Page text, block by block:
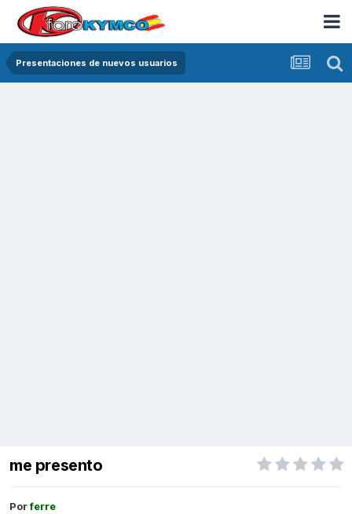
Presentaciones de nuevos usuarios
me presento
Porferre